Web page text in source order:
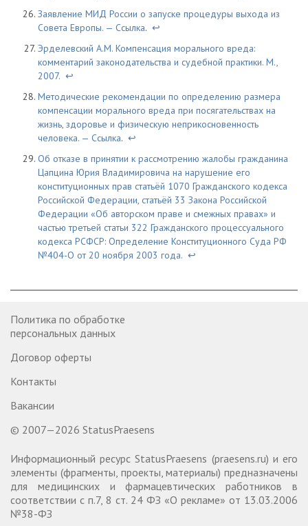
Заявление МИД России о запуске процедуры выхода из
Совета Европы. — Ссылка. ↩
Эрделевский А.М. Компенсация морального вреда:
комментарий законодательства и судебной практики. М.,
2007. ↩
Методические рекомендации по определению размера
компенсации морального вреда при посягательствах на
жизнь, здоровье и физическую неприкосновенность
человека. — Ссылка. ↩
Об отказе в принятии к рассмотрению жалобы гражданина
Цапцина Юрия Владимировича на нарушение его
конституционных прав статьёй 1070 Гражданского кодекса
Российской Федерации, статьёй 33 Закона Российской
Федерации «Об авторском праве и смежных правах» и
частью третьей статьи 322 Гражданского процессуального
кодекса РСФСР: Определение Конституционного Суда РФ
№404-О от 20 ноября 2003 года. ↩
Политика по обработке
персональных данных
Договор оферты
Контакты
Вакансии
© 2007—2026 StatusPraesens
Информационный ресурс StatusPraesens (praesens.ru) и его
элементы (фрагменты, проекты, материалы) предназначены
для медицинских и фармацевтических работников в
соответствии с п.7, 8 ст. 24 ФЗ «О рекламе» от 13.03.2006
№38-ФЗ